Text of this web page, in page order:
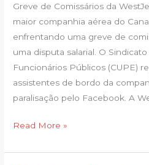
Greve de Comissários da
maior companhia aérea do
enfrentando uma greve de
uma disputa salarial. O
Funcionários Públicos (CUPE)
assistentes de bordo da
paralisação pelo Facebook. A
greve
por
disputa
salarial
Read More »